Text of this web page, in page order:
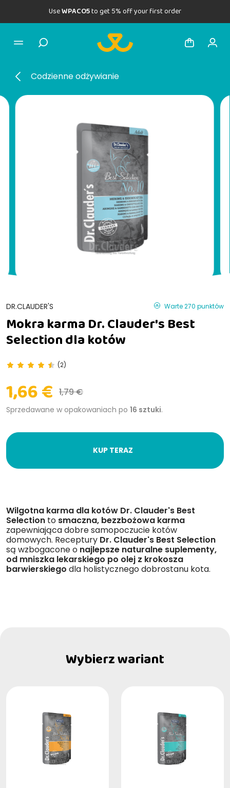
UseWPACO5to get 5% off your first order
Codzienne odżywianie
DR.CLAUDER'S Warte 270 punktów
Mokra karma Dr. Clauder's Best
Selection dla kotów
(2)
1,66 € 1,79 €
Sprzedawane w opakowaniach po 16 sztuki.
KUP TERAZ
Wilgotna karma dla kotów Dr. Clauder's Best
Selection to smaczna, bezzbożowa karma
zapewniająca dobre samopoczucie kotów
domowych. Receptury Dr. Clauder's Best Selection
są wzbogacone o najlepsze naturalne suplementy,
od mniszka lekarskiego po olej z krokosza
barwierskiego dla holistycznego dobrostanu kota.
Wybierz wariant